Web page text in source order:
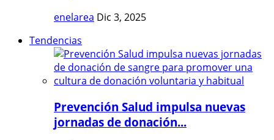
enelarea Dic 3, 2025
Tendencias
Prevención Salud impulsa nuevas
jornadas de donación...